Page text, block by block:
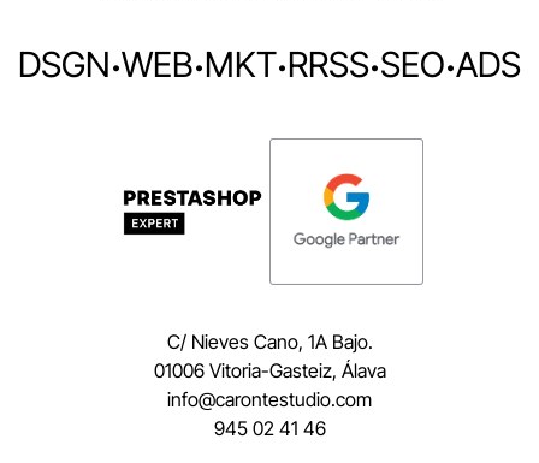
DSGN·WEB·MKT·RRSS·SEO·ADS
C/ Nieves Cano, 1A Bajo.
01006 Vitoria-Gasteiz, Álava
moc.oidutsetnorac@ofni
945 02 41 46